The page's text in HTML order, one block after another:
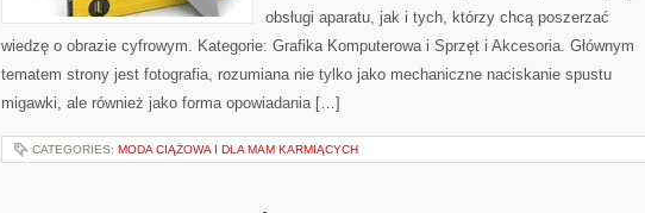
obsługi aparatu, jak i tych, którzy chcą poszerzać
wiedzę o obrazie cyfrowym. Kategorie: Grafika Komputerowa i Sprzęt i Akcesoria. Głównym
tematem strony jest fotografia, rozumiana nie tylko jako mechaniczne naciskanie spustu
migawki, ale również jako forma opowiadania […]
CATEGORIES: MODA CIĄŻOWA I DLA MAM KARMIĄCYCH